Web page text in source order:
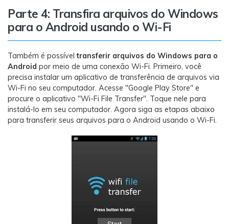
Parte 4: Transfira arquivos do Windows
para o Android usando o Wi-Fi
Também é possíveltransferir arquivos do Windows para o
Android por meio de uma conexão Wi-Fi. Primeiro, você
precisa instalar um aplicativo de transferência de arquivos via
Wi-Fi no seu computador. Acesse "Google Play Store" e
procure o aplicativo "Wi-Fi File Transfer". Toque nele para
instalá-lo em seu computador. Agora siga as etapas abaixo
para transferir seus arquivos para o Android usando o Wi-Fi.